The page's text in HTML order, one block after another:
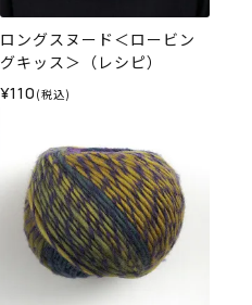
ロングスヌード＜ロービン
グキッス＞（レシピ）
¥110 (税込)